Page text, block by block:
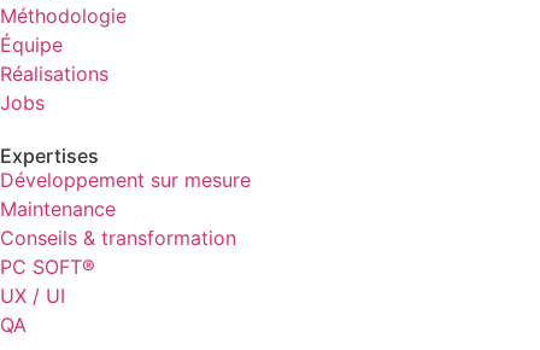
Méthodologie
Équipe
Réalisations
Jobs
Expertises
Développement sur mesure
Maintenance
Conseils & transformation
PC SOFT®
UX / UI
QA